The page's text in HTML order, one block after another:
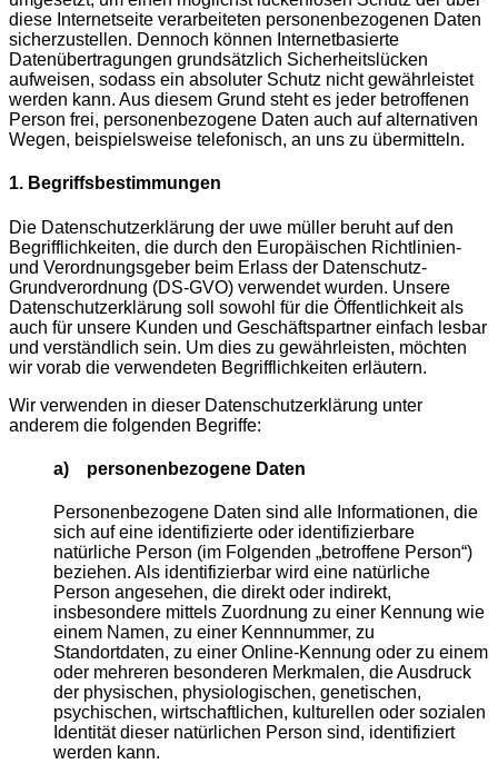
diese Internetseite verarbeiteten personenbezogenen Daten
sicherzustellen. Dennoch können Internetbasierte
Datenübertragungen grundsätzlich Sicherheitslücken
aufweisen, sodass ein absoluter Schutz nicht gewährleistet
werden kann. Aus diesem Grund steht es jeder betroffenen
Person frei, personenbezogene Daten auch auf alternativen
Wegen, beispielsweise telefonisch, an uns zu übermitteln.
1. Begriffsbestimmungen
Die Datenschutzerklärung der uwe müller beruht auf den
Begrifflichkeiten, die durch den Europäischen Richtlinien-
und Verordnungsgeber beim Erlass der Datenschutz-
Grundverordnung (DS-GVO) verwendet wurden. Unsere
Datenschutzerklärung soll sowohl für die Öffentlichkeit als
auch für unsere Kunden und Geschäftspartner einfach lesbar
und verständlich sein. Um dies zu gewährleisten, möchten
wir vorab die verwendeten Begrifflichkeiten erläutern.
Wir verwenden in dieser Datenschutzerklärung unter
anderem die folgenden Begriffe:
a) personenbezogene Daten
Personenbezogene Daten sind alle Informationen, die
sich auf eine identifizierte oder identifizierbare
natürliche Person (im Folgenden „betroffene Person“)
beziehen. Als identifizierbar wird eine natürliche
Person angesehen, die direkt oder indirekt,
insbesondere mittels Zuordnung zu einer Kennung wie
einem Namen, zu einer Kennnummer, zu
Standortdaten, zu einer Online-Kennung oder zu einem
oder mehreren besonderen Merkmalen, die Ausdruck
der physischen, physiologischen, genetischen,
psychischen, wirtschaftlichen, kulturellen oder sozialen
Identität dieser natürlichen Person sind, identifiziert
werden kann.